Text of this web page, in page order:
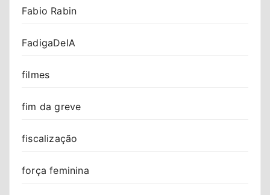
Fabio Rabin
FadigaDeIA
filmes
fim da greve
fiscalização
força feminina